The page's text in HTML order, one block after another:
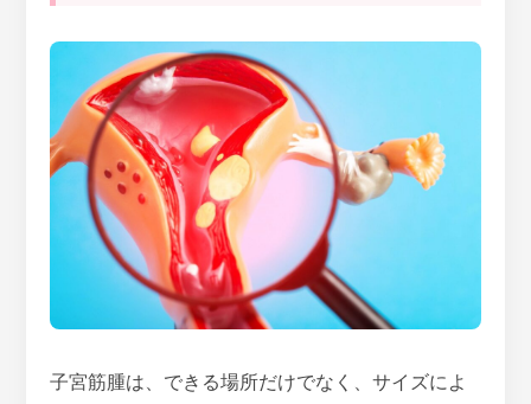
子宮筋腫は、できる場所だけでなく、サイズによ